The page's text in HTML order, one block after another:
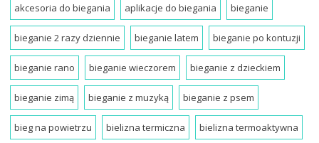
akcesoria do biegania aplikacje do biegania bieganie
bieganie 2 razy dziennie bieganie latem bieganie po kontuzji
bieganie rano bieganie wieczorem bieganie z dzieckiem
bieganie zimą bieganie z muzyką bieganie z psem
bieg na powietrzu bielizna termiczna bielizna termoaktywna